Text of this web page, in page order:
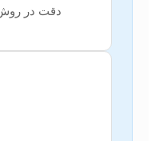
دقت در